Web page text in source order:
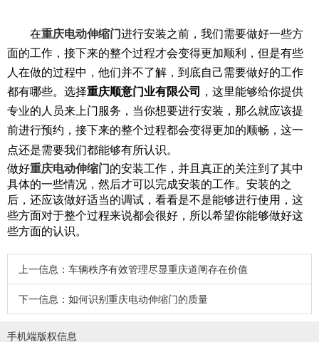
在重庆电动伸缩门进行安装之前，我们需要做好一些方
面的工作，接下来的整个过程才会变得更加顺利，但是有些
人在做的过程中，他们并不了解，到底自己需要做好的工作
都有哪些。 选择重庆顺意门业有限公司 ，这里能够给你提供
专业的人员来上门服务，当你想要进行安装，那么就应该提
前进行预约，接下来的整个过程都会变得更加的顺畅，这一
点还是需要我们都能够有所认识。
做好重庆电动伸缩门的安装工作，并且真正的关注到了其中
具体的一些情况，然后才可以完成安装的工作。安装的之
后，还应该做好适当的调试，看看是不是能够进行使用，这
些方面对于整个过程来说都会很好，所以希望你能够做好这
些方面的认识。
上一信息： 车辆秩序有效管理尽显重庆道闸存在价值
下一信息： 如何识别重庆电动伸缩门的质量
手机端版权信息